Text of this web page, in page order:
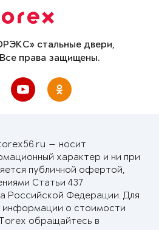
стальные двери,
права защищены.
— носит
характер и ни при
публичной офертой,
Статьи 437
Российской Федерации. Для
информации о стоимости
обращайтесь в